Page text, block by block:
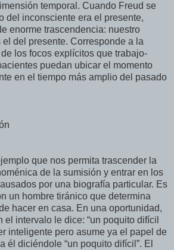
temporal. Cuando Freud se
del inconsciente era el presente,
enorme trascendencia: nuestro
del presente. Corresponde a la
los focos explícitos que trabajo-
puedan ubicar el momento
en el tiempo más amplio del pasado
que nos permita trascender la
de la sumisión y entrar en los
por una biografía particular. Es
un hombre tiránico que determina
hacer en casa. En una oportunidad,
el intervalo le dice: “un poquito difícil
inteligente pero asume ya el papel de
él diciéndole “un poquito difícil”. El